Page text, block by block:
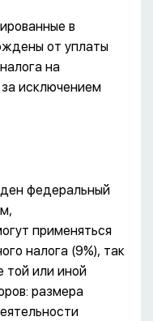
в
от уплаты
на
исключением
федеральный
применяться
налога (9%), так
той или иной
размера